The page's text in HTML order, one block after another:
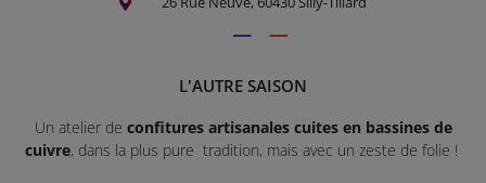
L'AUTRE SAISON
Un atelier de confitures artisanales cuites en bassines de
cuivre, dans la plus pure tradition, mais avec un zeste de folie !